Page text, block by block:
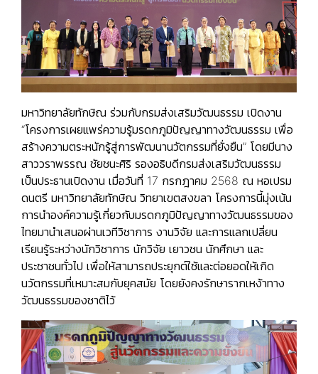
มหาวิทยาลัยทักษิณ ร่วมกับกรมส่งเสริมวัฒนธรรม เปิดงาน
“โครงการเผยแพร่ความรู้มรดกภูมิปัญญาทางวัฒนธรรม เพื่อ
สร้างความตระหนักรู้สู่การพัฒนานวัตกรรมที่ยั่งยืน” โดยมีนาง
สาววราพรรณ ชัยชนะศิริ รองอธิบดีกรมส่งเสริมวัฒนธรรม
เป็นประธานเปิดงาน เมื่อวันที่ 17 กรกฎาคม 2568 ณ หอเปรม
ดนตรี มหาวิทยาลัยทักษิณ วิทยาเขตสงขลา โครงการนี้มุ่งเน้น
การนำองค์ความรู้เกี่ยวกับมรดกภูมิปัญญาทางวัฒนธรรมของ
ไทยมานำเสนอผ่านเวทีวิชาการ งานวิจัย และการแลกเปลี่ยน
เรียนรู้ระหว่างนักวิชาการ นักวิจัย เยาวชน นักศึกษา และ
ประชาชนทั่วไป เพื่อให้สามารถประยุกต์ใช้และต่อยอดให้เกิด
นวัตกรรมที่เหมาะสมกับยุคสมัย โดยยังคงรักษารากเหง้าทาง
วัฒนธรรมของชาติไว้